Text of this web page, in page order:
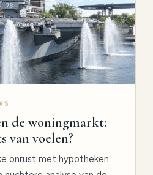
de woningmarkt:
van voelen?
onrust met hypotheken